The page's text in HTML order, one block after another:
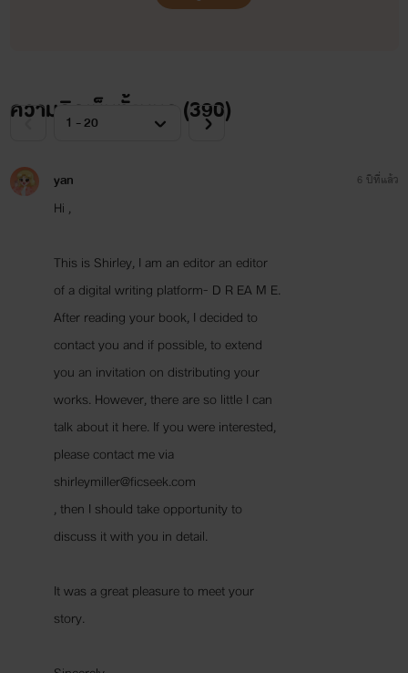
+ พันธกานต์ลวงใจ (+ตอนพิเศษ) +
+ Hello My Master ทักทายคุณชายร้ายกาจ! (+ตอนพิเศษ) +
+ จับต้นชนรัก : Make Head or Love of (+ตอนพิเศษ) +
+ ดวงใจดานิกา : The Princess of Danika (+ตอนพิเศษ) +
+ Wanna Be with U จะเป็นอะไรมั้ย ถ้าหัวใจเราตรงกัน +
เป็นกำลังใจให้ด้วยนะคะ
ความคิดเห็นทั้งหมด (390)
yan
Hi ,
This is Shirley, I am an editor an editor
of a digital writing platform- D R EA M E.
After reading your book, I decided to
contact you and if possible, to extend
you an invitation on distributing your
works. However, there are so little I can
talk about it here. If you were interested,
please contact me via
shirleymiller@ficseek.com
, then I should take opportunity to
discuss it with you in detail.
It was a great pleasure to meet your
story.
6 ปีที่แล้ว